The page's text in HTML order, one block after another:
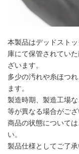
本製品はデッドスト
庫にて保管されてい
ざいます。
多少の汚れや糸ほつ
ます。
製造時期、製造工場
等が異なる場合がござ
商品の状態について
い。
製品仕様としてご了